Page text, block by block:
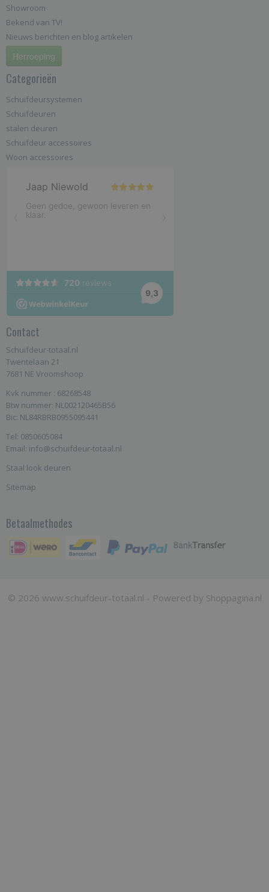
Showroom
Bekend van TV!
Nieuws berichten en blog artikelen
Herroeping
Categorieën
Schuifdeursystemen
Schuifdeuren
stalen deuren
Schuifdeur accessoires
Woon accessoires
Contact
Schuifdeur-totaal.nl
Twentelaan 21
7681 NE Vroomshoop
Kvk nummer : 68268548
Btw nummer: NL002120465B56
Bic: NL84RBRB0955095441
Tel: 0850605084
Email: info@schuifdeur-totaal.nl
Staal look deuren
Sitemap
Betaalmethodes
© 2026 www.schuifdeur-totaal.nl - Powered by Shoppagina.nl